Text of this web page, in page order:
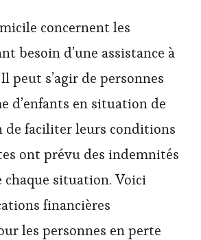
concernent les
besoin d’une assistance à
peut s’agir de personnes
d’enfants en situation de
de faciliter leurs conditions
ont prévu des indemnités
chaque situation. Voici
financières
les personnes en perte